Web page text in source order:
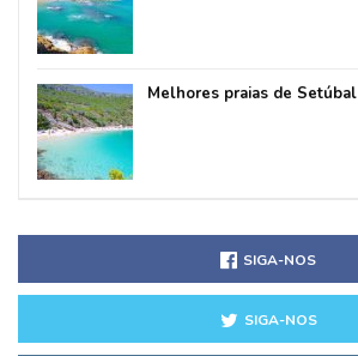
Melhores praias de Setúbal
SIGA-NOS
SIGA-NOS